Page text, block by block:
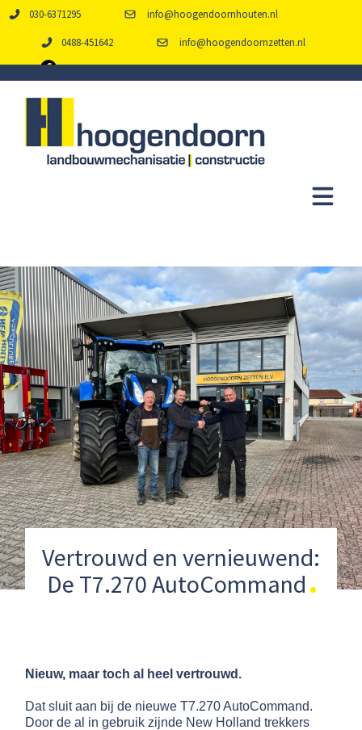
030-6371295 info@hoogendoornhouten.nl
0488-451642 info@hoogendoornzetten.nl
Vertrouwd en vernieuwend:
De T7.270 AutoCommand
Nieuw, maar toch al heel vertrouwd.
Dat sluit aan bij de nieuwe T7.270 AutoCommand.
Door de al in gebruik zijnde New Holland trekkers